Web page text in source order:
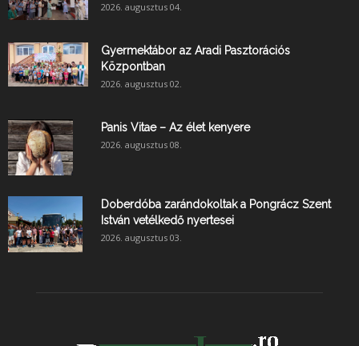
2026. augusztus 04.
Gyermektábor az Aradi Pasztorációs
Központban
2026. augusztus 02.
Panis Vitae – Az élet kenyere
2026. augusztus 08.
Doberdóba zarándokoltak a Pongrácz Szent
István vetélkedő nyertesei
2026. augusztus 03.